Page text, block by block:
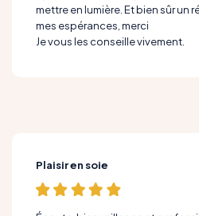
mettre en lumière. Et bien sûr un
mes espérances, merci
Je vous les conseille vivement.
Plaisir en soie